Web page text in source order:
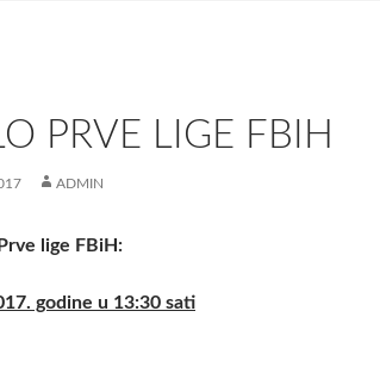
PRVE LIGE FBIH
ADMIN
lige FBiH:
godine u 13:30 sati